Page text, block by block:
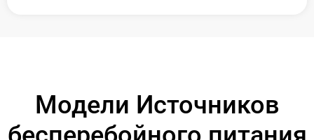
Модели Источников